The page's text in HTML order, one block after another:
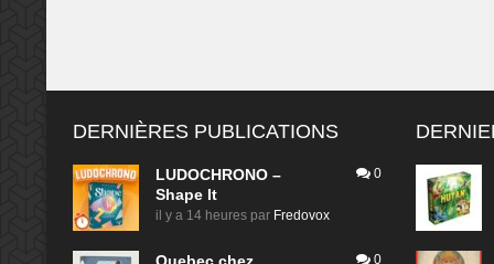
DERNIÈRES PUBLICATIONS
LUDOCHRONO –
Shape It
il y a 14 heures par Fredovox
0
0